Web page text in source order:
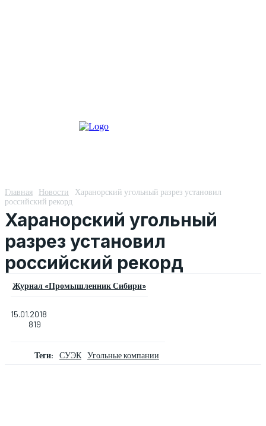
Главная Новости
Харанорский угольный разрез установил
российский рекорд
Харанорский угольный
разрез установил
российский рекорд
Журнал «Промышленник Сибири»
15.01.2018
819
Теги: СУЭК Угольные компании